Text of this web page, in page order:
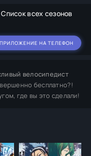
Список всех сезонов
ПРИЛОЖЕНИЕ НА ТЕЛЕФОН
велосипедист
бесплатно?!
где вы это сделали!